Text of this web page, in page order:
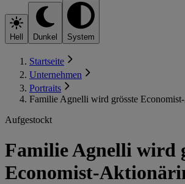
Hell Dunkel System
Startseite
Unternehmen
Portraits
Familie Agnelli wird grösste
Aufgestockt
Familie Agnelli wird
Economist-